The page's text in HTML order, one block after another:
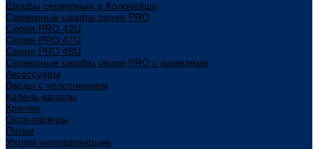
Шкафы серверные и Колокейшн
Серверные шкафы серия PRO
Серия PRO 42U
Серия PRO 47U
Серия PRO 48U
Серверные шкафы серии PRO с ламелями
Аксессуары
Вводы с уплотнением
Кабель-каналы
Крепеж
Органайзеры
Полки
Уголки направляющие